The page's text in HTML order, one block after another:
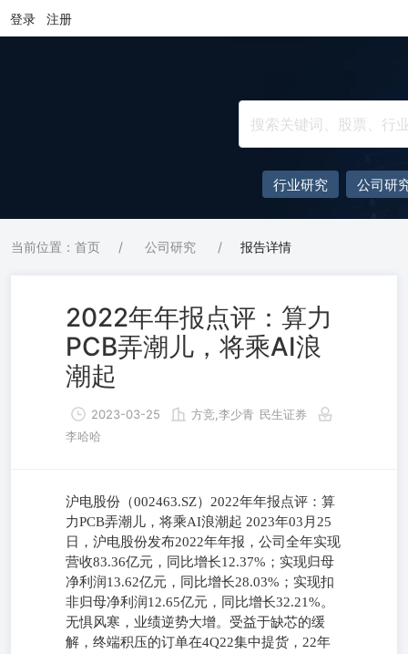
登录 注册
行业研究 公司研
当前位置：首页 / 公司研究 / 报告详情
2022年年报点评：算力
PCB弄潮儿，将乘AI浪
潮起
2023-03-25 方竞,李少青 民生证券
李哈哈
沪电股份（002463.SZ）2022年年报点评：算
力PCB弄潮儿，将乘AI浪潮起 2023年03月25
日，沪电股份发布2022年年报，公司全年实现
营收83.36亿元，同比增长12.37%；实现归母
净利润13.62亿元，同比增长28.03%；实现扣
非归母净利润12.65亿元，同比增长32.21%。
无惧风寒，业绩逆势大增。受益于缺芯的缓
解，终端积压的订单在4Q22集中提货，22年